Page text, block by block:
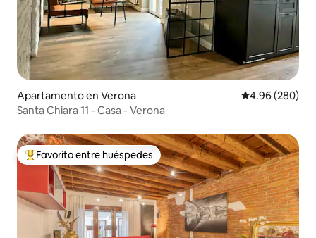
Apartamento en Verona Calificación
4.96 (280)
Santa Chiara 11 - Casa - Verona
Favorito entre huéspedes preferido
Favorito entre huéspedes